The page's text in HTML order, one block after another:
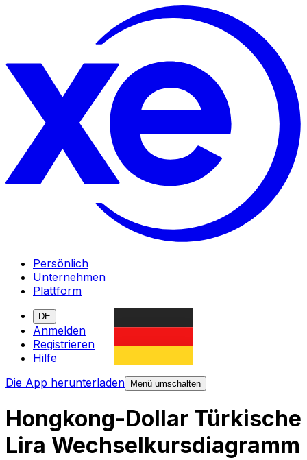
Persönlich
Unternehmen
Plattform
DE
Anmelden
Registrieren
Hilfe
Die App herunterladen
Menü umschalten
Hongkong-Dollar Türkische
Lira Wechselkursdiagramm